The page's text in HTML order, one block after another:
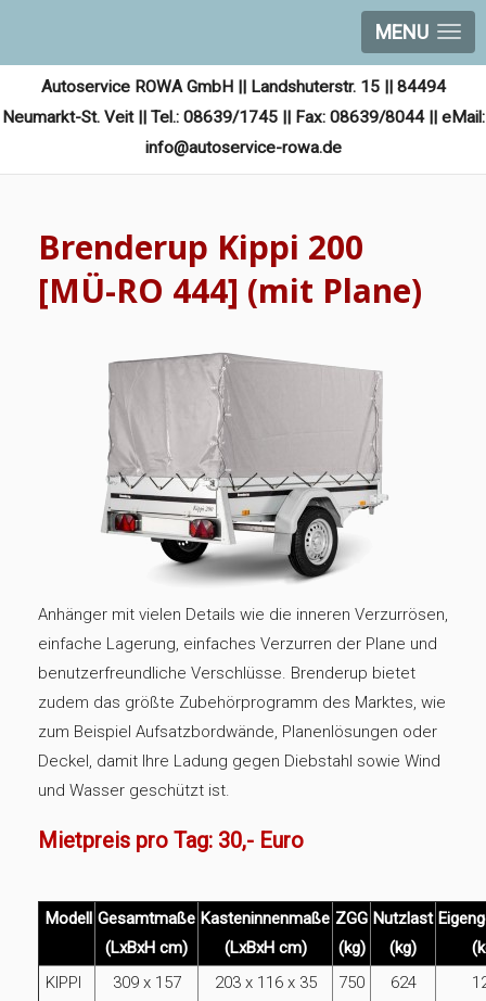
MENU
Autoservice ROWA GmbH || Landshuterstr. 15 || 84494
Neumarkt-St. Veit || Tel.: 08639/1745 || Fax: 08639/8044 || eMail:
info@autoservice-rowa.de
Brenderup Kippi 200
[MÜ-RO 444] (mit Plane)
Anhänger mit vielen Details wie die inneren Verzurrösen,
einfache Lagerung, einfaches Verzurren der Plane und
benutzerfreundliche Verschlüsse. Brenderup bietet
zudem das größte Zubehörprogramm des Marktes, wie
zum Beispiel Aufsatzbordwände, Planenlösungen oder
Deckel, damit Ihre Ladung gegen Diebstahl sowie Wind
und Wasser geschützt ist.
Mietpreis pro Tag: 30,- Euro
Modell Gesamtmaße
(LxBxH cm)
Kasteninnenmaße
(LxBxH cm)
ZGG
(kg)
Nutzlast
(kg)
KIPPI
309 x 157
203 x 116 x 35
750 624